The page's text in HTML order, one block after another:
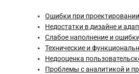
Ошибки при
Недостатки в дизайне и
Слабое наполнение и
Технические и
Недооценка
Проблемы с аналитикой и